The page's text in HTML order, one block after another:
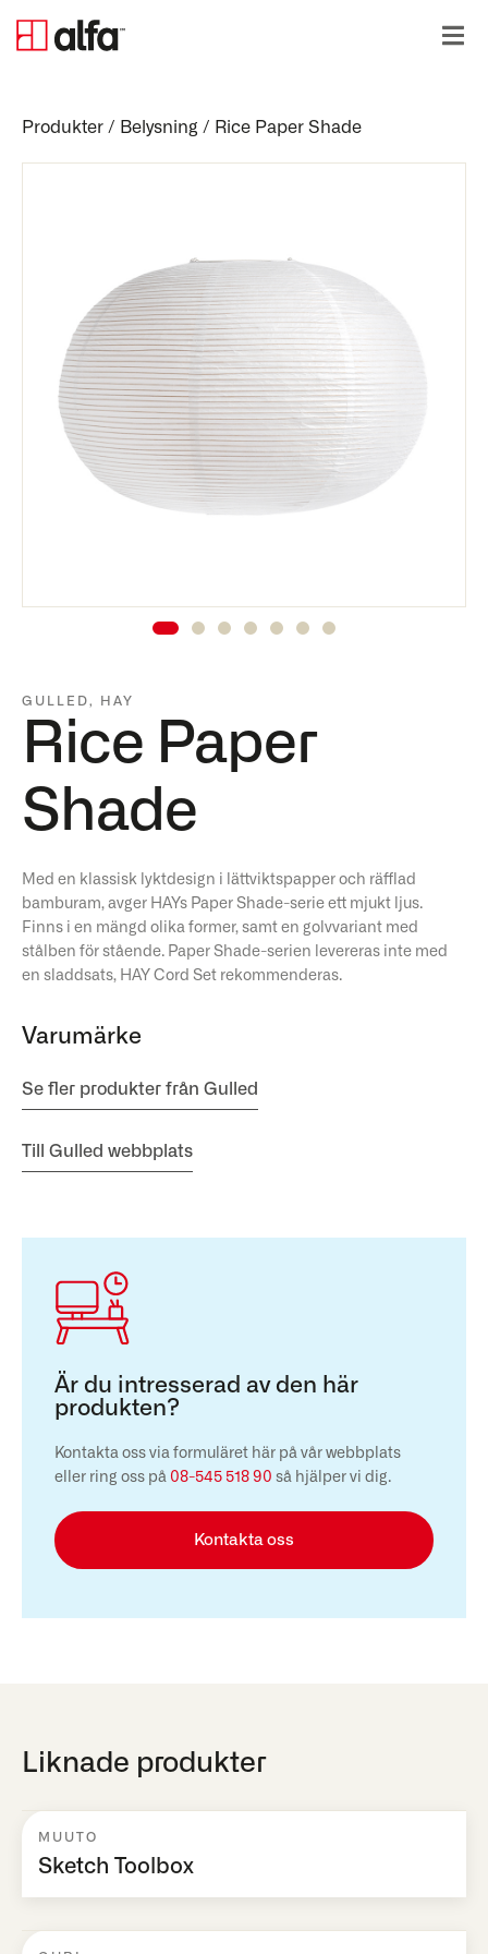
Produkter / Belysning / Rice Paper Shade
GULLED, HAY
Rice Paper
Shade
Med en klassisk lyktdesign i lättviktspapper och räfflad
bamburam, avger HAYs Paper Shade-serie ett mjukt ljus.
Finns i en mängd olika former, samt en golvvariant med
stålben för stående. Paper Shade-serien levereras inte med
en sladdsats, HAY Cord Set rekommenderas.
Varumärke
Se fler produkter från Gulled
Till Gulled webbplats
Är du intresserad av den här
produkten?
Kontakta oss via formuläret här på vår webbplats
eller ring oss på 08-545 518 90 så hjälper vi dig.
Kontakta oss
Liknade produkter
MUUTO
Sketch Toolbox